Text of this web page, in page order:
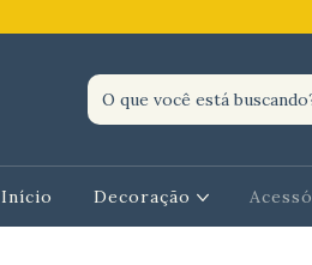
Início Decoração